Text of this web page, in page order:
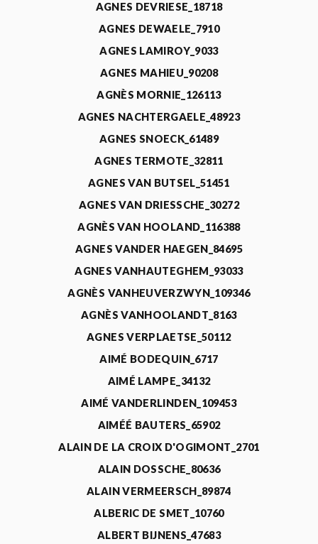
AGNES DEVRIESE_18718
AGNES DEWAELE_7910
AGNES LAMIROY_9033
AGNES MAHIEU_90208
AGNÈS MORNIE_126113
AGNES NACHTERGAELE_48923
AGNES SNOECK_61489
AGNES TERMOTE_32811
AGNES VAN BUTSEL_51451
AGNES VAN DRIESSCHE_30272
AGNÈS VAN HOOLAND_116388
AGNES VANDER HAEGEN_84695
AGNES VANHAUTEGHEM_93033
AGNÈS VANHEUVERZWYN_109346
AGNÈS VANHOOLANDT_8163
AGNES VERPLAETSE_50112
AIMÉ BODEQUIN_6717
AIMÉ LAMPE_34132
AIMÉ VANDERLINDEN_109453
AIMÉÉ BAUTERS_65902
ALAIN DE LA CROIX D'OGIMONT_2701
ALAIN DOSSCHE_80636
ALAIN VERMEERSCH_89874
ALBERIC DE SMET_10760
ALBERT BIJNENS_47683